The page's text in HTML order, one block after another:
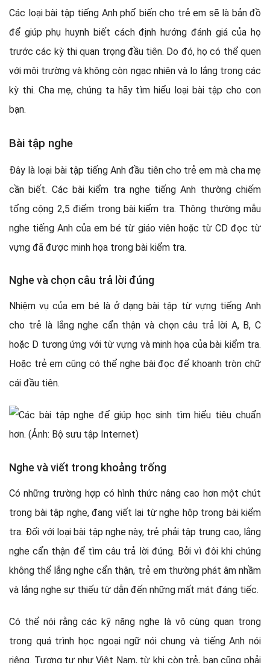
Đổ đầy
Tiếng Anh tiếng Anh kết hợp với chơi game
Các loại bài tập tiếng Anh phổ biến cho trẻ em sẽ là bản đồ
để giúp phụ huynh biết cách định hướng đánh giá của họ
trước các kỳ thi quan trọng đầu tiên. Do đó, họ có thể quen
với môi trường và không còn ngạc nhiên và lo lắng trong các
kỳ thi. Cha mẹ, chúng ta hãy tìm hiểu loại bài tập cho con
bạn.
Bài tập nghe
Đây là loại bài tập tiếng Anh đầu tiên cho trẻ em mà cha mẹ
cần biết. Các bài kiểm tra nghe tiếng Anh thường chiếm
tổng cộng 2,5 điểm trong bài kiểm tra. Thông thường mẫu
nghe tiếng Anh của em bé từ giáo viên hoặc từ CD đọc từ
vựng đã được minh họa trong bài kiểm tra.
Nghe và chọn câu trả lời đúng
Nhiệm vụ của em bé là ở dạng bài tập từ vựng tiếng Anh
cho trẻ là lắng nghe cẩn thận và chọn câu trả lời A, B, C
hoặc D tương ứng với từ vựng và minh họa của bài kiểm tra.
Hoặc trẻ em cũng có thể nghe bài đọc để khoanh tròn chữ
cái đầu tiên.
Nghe và viết trong khoảng trống
Có những trường hợp có hình thức nâng cao hơn một chút
trong bài tập nghe, đang viết lại từ nghe hộp trong bài kiểm
tra. Đối với loại bài tập nghe này, trẻ phải tập trung cao, lắng
nghe cẩn thận để tìm câu trả lời đúng. Bởi vì đôi khi chúng
không thể lắng nghe cẩn thận, trẻ em thường phát âm nhầm
và lắng nghe sự thiếu từ dẫn đến những mất mát đáng tiếc.
Có thể nói rằng các kỹ năng nghe là vô cùng quan trọng
trong quá trình học ngoại ngữ nói chung và tiếng Anh nói
riêng. Tương tự như Việt Nam, từ khi còn trẻ, bạn cũng phải